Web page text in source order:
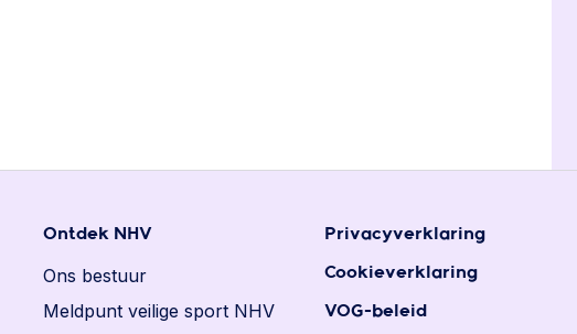
Ontdek NHV
Ons bestuur
Meldpunt veilige sport NHV
Privacyverklaring
Cookieverklaring
VOG-beleid